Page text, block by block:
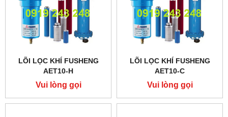
LÕI LỌC KHÍ FUSHENG
AET10-H
Vui lòng gọi
LÕI LỌC KHÍ FUSHENG
AET10-C
Vui lòng gọi